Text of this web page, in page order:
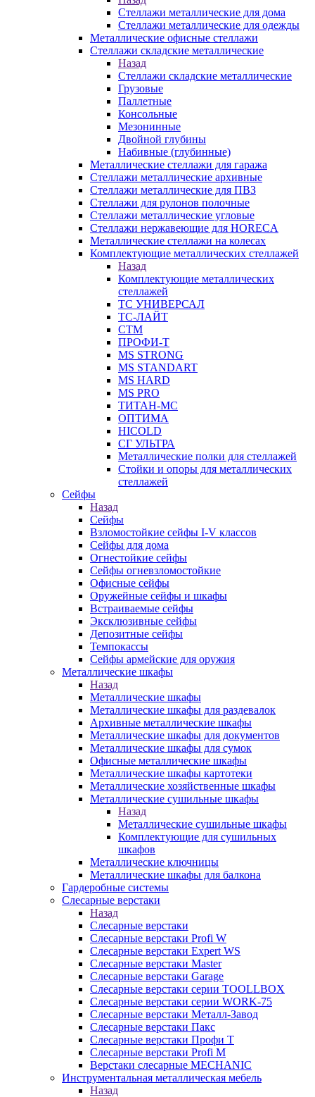
Стеллажи металлические для дома
Стеллажи металлические для одежды
Металлические офисные стеллажи
Стеллажи складские металлические
Назад
Стеллажи складские металлические
Грузовые
Паллетные
Консольные
Мезонинные
Двойной глубины
Набивные (глубинные)
Металлические стеллажи для гаража
Стеллажи металлические архивные
Стеллажи металлические для ПВЗ
Стеллажи для рулонов полочные
Стеллажи металлические угловые
Стеллажи нержавеющие для HORECA
Металлические стеллажи на колесах
Комплектующие металлических стеллажей
Назад
Комплектующие металлических
стеллажей
ТС УНИВЕРСАЛ
ТС-ЛАЙТ
СТМ
ПРОФИ-Т
MS STRONG
MS STANDART
MS HARD
MS PRO
ТИТАН-МС
ОПТИМА
HICOLD
СГ УЛЬТРА
Металлические полки для стеллажей
Стойки и опоры для металлических
стеллажей
Сейфы
Назад
Сейфы
Взломостойкие сейфы I-V классов
Сейфы для дома
Огнестойкие сейфы
Сейфы огневзломостойкие
Офисные сейфы
Оружейные сейфы и шкафы
Встраиваемые сейфы
Эксклюзивные сейфы
Депозитные сейфы
Темпокассы
Сейфы армейские для оружия
Металлические шкафы
Назад
Металлические шкафы
Металлические шкафы для раздевалок
Архивные металлические шкафы
Металлические шкафы для документов
Металлические шкафы для сумок
Офисные металлические шкафы
Металлические шкафы картотеки
Металлические хозяйственные шкафы
Металлические сушильные шкафы
Назад
Металлические сушильные шкафы
Комплектующие для сушильных
шкафов
Металлические ключницы
Металлические шкафы для балкона
Гардеробные системы
Слесарные верстаки
Назад
Слесарные верстаки
Слесарные верстаки Profi W
Слесарные верстаки Expert WS
Слесарные верстаки Master
Слесарные верстаки Garage
Слесарные верстаки серии TOOLLBOX
Слесарные верстаки серии WORK-75
Слесарные верстаки Металл-Завод
Слесарные верстаки Пакс
Слесарные верстаки Профи Т
Слесарные верстаки Profi M
Верстаки слесарные MECHANIC
Инструментальная металлическая мебель
Назад